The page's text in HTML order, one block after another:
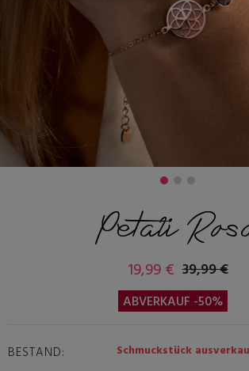
Petali
19,99 € 39,99 €
ABVERKAUF -50%
BESTAND: Schmuckstück